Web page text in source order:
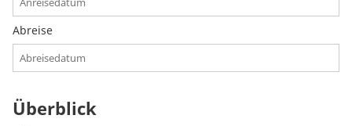
Abreise
Überblick